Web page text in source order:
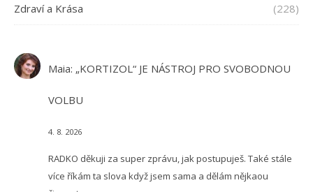
Zdraví a Krása (228)
Maia: „KORTIZOL“ JE NÁSTROJ PRO SVOBODNOU
VOLBU
4. 8. 2026
RADKO děkuji za super zprávu, jak postupuješ. Také stále
více říkám ta slova když jsem sama a dělám nějkaou